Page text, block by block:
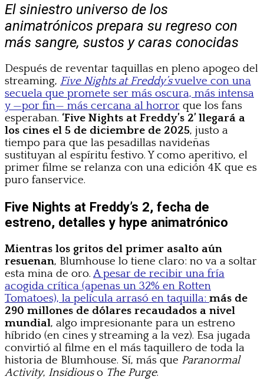
El siniestro universo de los
animatrónicos prepara su regreso con
más sangre, sustos y caras conocidas
Después de reventar taquillas en pleno apogeo del
streaming, Five Nights at Freddy’svuelve con una
secuela que promete ser más oscura, más intensa
y —por fin— más cercana al horror que los fans
esperaban. ‘Five Nights at Freddy’s 2’ llegará a
los cines el 5 de diciembre de 2025, justo a
tiempo para que las pesadillas navideñas
sustituyan al espíritu festivo. Y como aperitivo, el
primer filme se relanza con una edición 4K que es
puro fanservice.
Five Nights at Freddy’s 2, fecha de
estreno, detalles y hype animatrónico
Mientras los gritos del primer asalto aún
resuenan, Blumhouse lo tiene claro: no va a soltar
esta mina de oro. A pesar de recibir una fría
acogida crítica (apenas un 32% en Rotten
Tomatoes), la película arrasó en taquilla: más de
290 millones de dólares recaudados a nivel
mundial, algo impresionante para un estreno
híbrido (en cines y streaming a la vez). Esa jugada
convirtió al filme en el más taquillero de toda la
historia de Blumhouse. Sí, más que Paranormal
Activity, Insidiouso The Purge.